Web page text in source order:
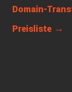
Domain-
Preisliste →